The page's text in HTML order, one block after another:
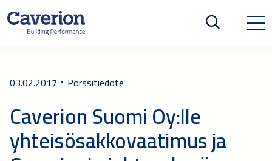
03.02.2017 Pörssitiedote
Caverion Suomi Oy:lle
yhteisösakkovaatimus ja